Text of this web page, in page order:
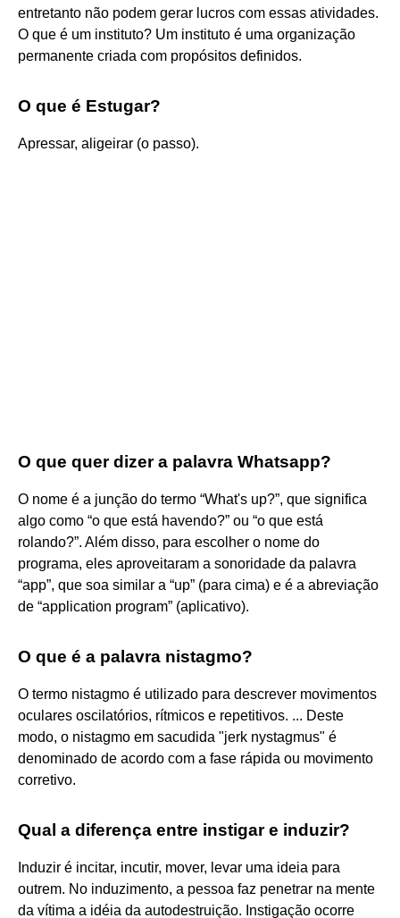
entretanto não podem gerar lucros com essas atividades.
O que é um instituto? Um instituto é uma organização
permanente criada com propósitos definidos.
O que é Estugar?
Apressar, aligeirar (o passo).
O que quer dizer a palavra Whatsapp?
O nome é a junção do termo “What's up?”, que significa
algo como “o que está havendo?” ou “o que está
rolando?”. Além disso, para escolher o nome do
programa, eles aproveitaram a sonoridade da palavra
“app”, que soa similar a “up” (para cima) e é a abreviação
de “application program” (aplicativo).
O que é a palavra nistagmo?
O termo nistagmo é utilizado para descrever movimentos
oculares oscilatórios, rítmicos e repetitivos. ... Deste
modo, o nistagmo em sacudida "jerk nystagmus" é
denominado de acordo com a fase rápida ou movimento
corretivo.
Qual a diferença entre instigar e induzir?
Induzir é incitar, incutir, mover, levar uma ideia para
outrem. No induzimento, a pessoa faz penetrar na mente
da vítima a idéia da autodestruição. Instigação ocorre